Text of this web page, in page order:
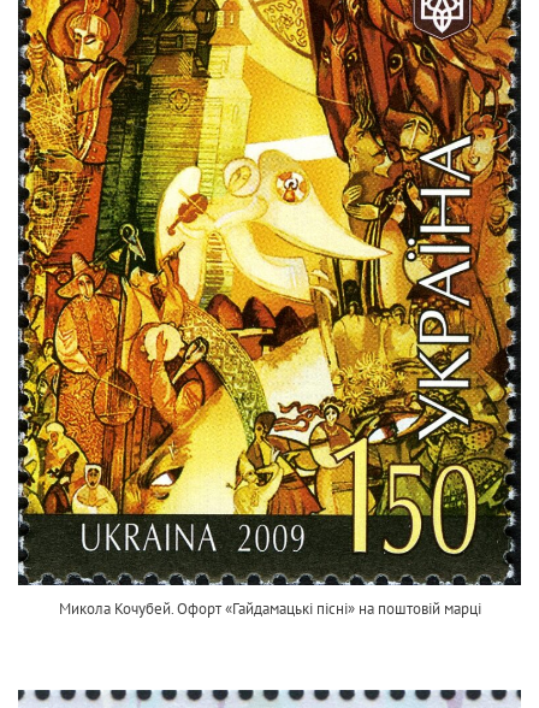
Микола Кочубей. Офорт «Гайдамацькі пісні» на поштовій марці